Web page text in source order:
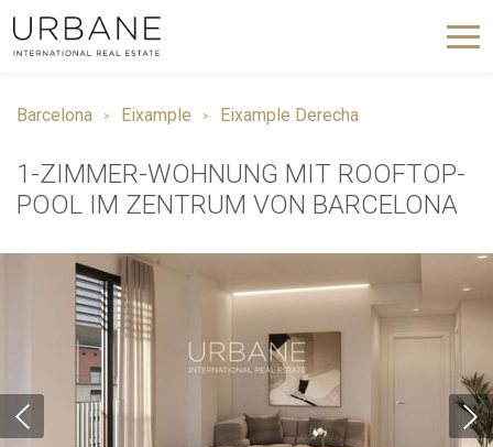
Barcelona Eixample Eixample Derecha
1-ZIMMER-WOHNUNG MIT ROOFTOP-
POOL IM ZENTRUM VON BARCELONA